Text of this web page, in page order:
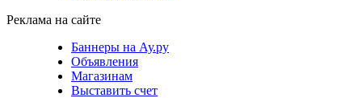
Реклама на сайте
Баннеры на Ау.ру
Объявления
Магазинам
Выставить счет